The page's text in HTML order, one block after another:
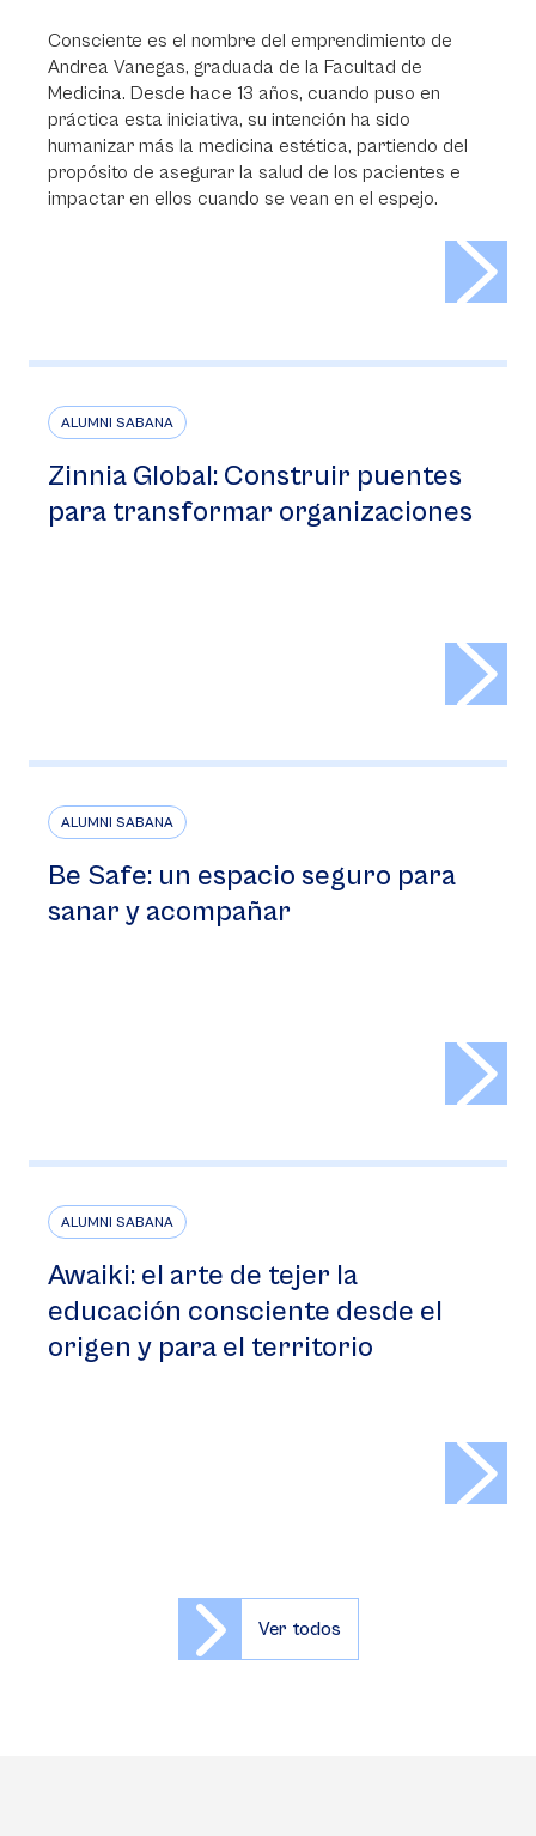
Consciente es el nombre del emprendimiento de
Andrea Vanegas, graduada de la Facultad de
Medicina. Desde hace 13 años, cuando puso en
práctica esta iniciativa, su intención ha sido
humanizar más la medicina estética, partiendo del
propósito de asegurar la salud de los pacientes e
impactar en ellos cuando se vean en el espejo.
ALUMNI SABANA
Zinnia Global: Construir puentes
para transformar organizaciones
ALUMNI SABANA
Be Safe: un espacio seguro para
sanar y acompañar
ALUMNI SABANA
Awaiki: el arte de tejer la
educación consciente desde el
origen y para el territorio
Ver todos